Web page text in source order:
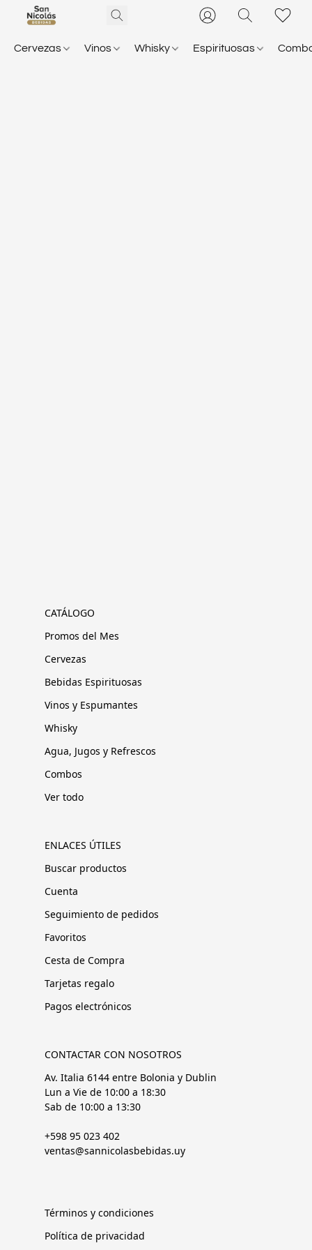
Cervezas Vinos Whisky Espirituosas
CATÁLOGO
Promos del Mes
Cervezas
Bebidas Espirituosas
Vinos y Espumantes
Whisky
Agua, Jugos y Refrescos
Combos
Ver todo
ENLACES ÚTILES
Buscar productos
Cuenta
Seguimiento de pedidos
Favoritos
Cesta de Compra
Tarjetas regalo
Pagos electrónicos
CONTACTAR CON NOSOTROS
Av. Italia 6144 entre Bolonia y Dublin
Lun a Vie de 10:00 a 18:30
Sab de 10:00 a 13:30
+598 95 023 402
ventas@sannicolasbebidas.uy
Términos y condiciones
Política de privacidad